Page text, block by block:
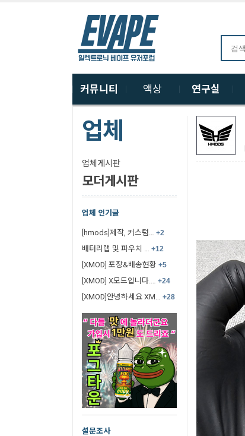
커뮤니티 액상 연구실
업체
업체게시판
모더게시판
업체 인기글
[hmods]제작, 커스텀… +2
배터리랩 및 파우치 … +12
[XMOD] 포장&배송현황 +5
[XMOD] X모드입니다.… +24
[XMOD]안녕하세요 XM… +28
설문조사